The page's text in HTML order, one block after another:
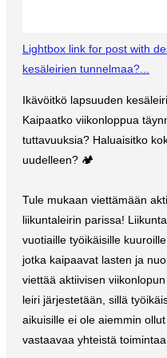
Lightbox link for post with
kesäleirien tunnelmaa?...
Ikävöitkö lapsuuden
Kaipaatko viikonloppua
tuttavuuksia? Haluaisitko
uudelleen? 🏕️
Tule mukaan viettämään
liikuntaleirin parissa!
vuotiaille työikäisille
jotka kaipaavat lasten ja
viettää aktiivisen
leiri järjestetään, sillä
aikuisille ei ole aiemmin
vastaavaa yhteistä toimintaa.